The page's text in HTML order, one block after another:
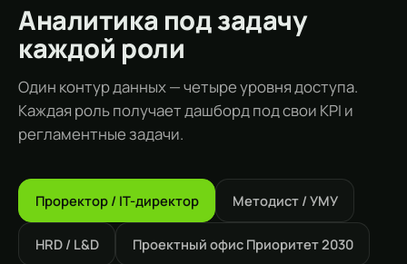
Аналитика под задачу
каждой роли
Один контур данных — четыре уровня доступа.
Каждая роль получает дашборд под свои KPI и
регламентные задачи.
Проректор / IT-директор Методист / УМУ
HRD / L&D Проектный офис Приоритет 2030